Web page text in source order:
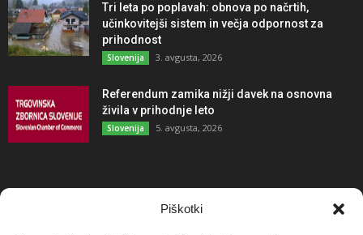
Piškotki
Tri leta po poplavah: obnova po načrtih,
učinkovitejši sistem in večja odpornost za
prihodnost
Slovenija 3. avgusta, 2026
Referendum zamika nižji davek na osnovna
živila v prihodnje leto
Slovenija 5. avgusta, 2026
NAJBOLJ KOMENTIRANO